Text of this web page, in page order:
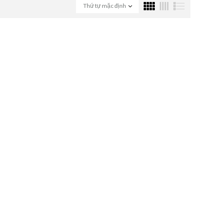
Thứ tự mặc định